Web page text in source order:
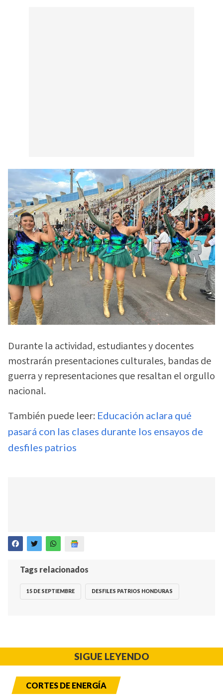
Durante la actividad, estudiantes y docentes
mostrarán presentaciones culturales, bandas de
guerra y representaciones que resaltan el orgullo
nacional.
También puede leer: Educación aclara qué
pasará con las clases durante los ensayos de
desfiles patrios
Tags relacionados
15 DE SEPTIEMBRE DESFILES PATRIOS HONDURAS
SIGUE LEYENDO
CORTES DE ENERGÍA